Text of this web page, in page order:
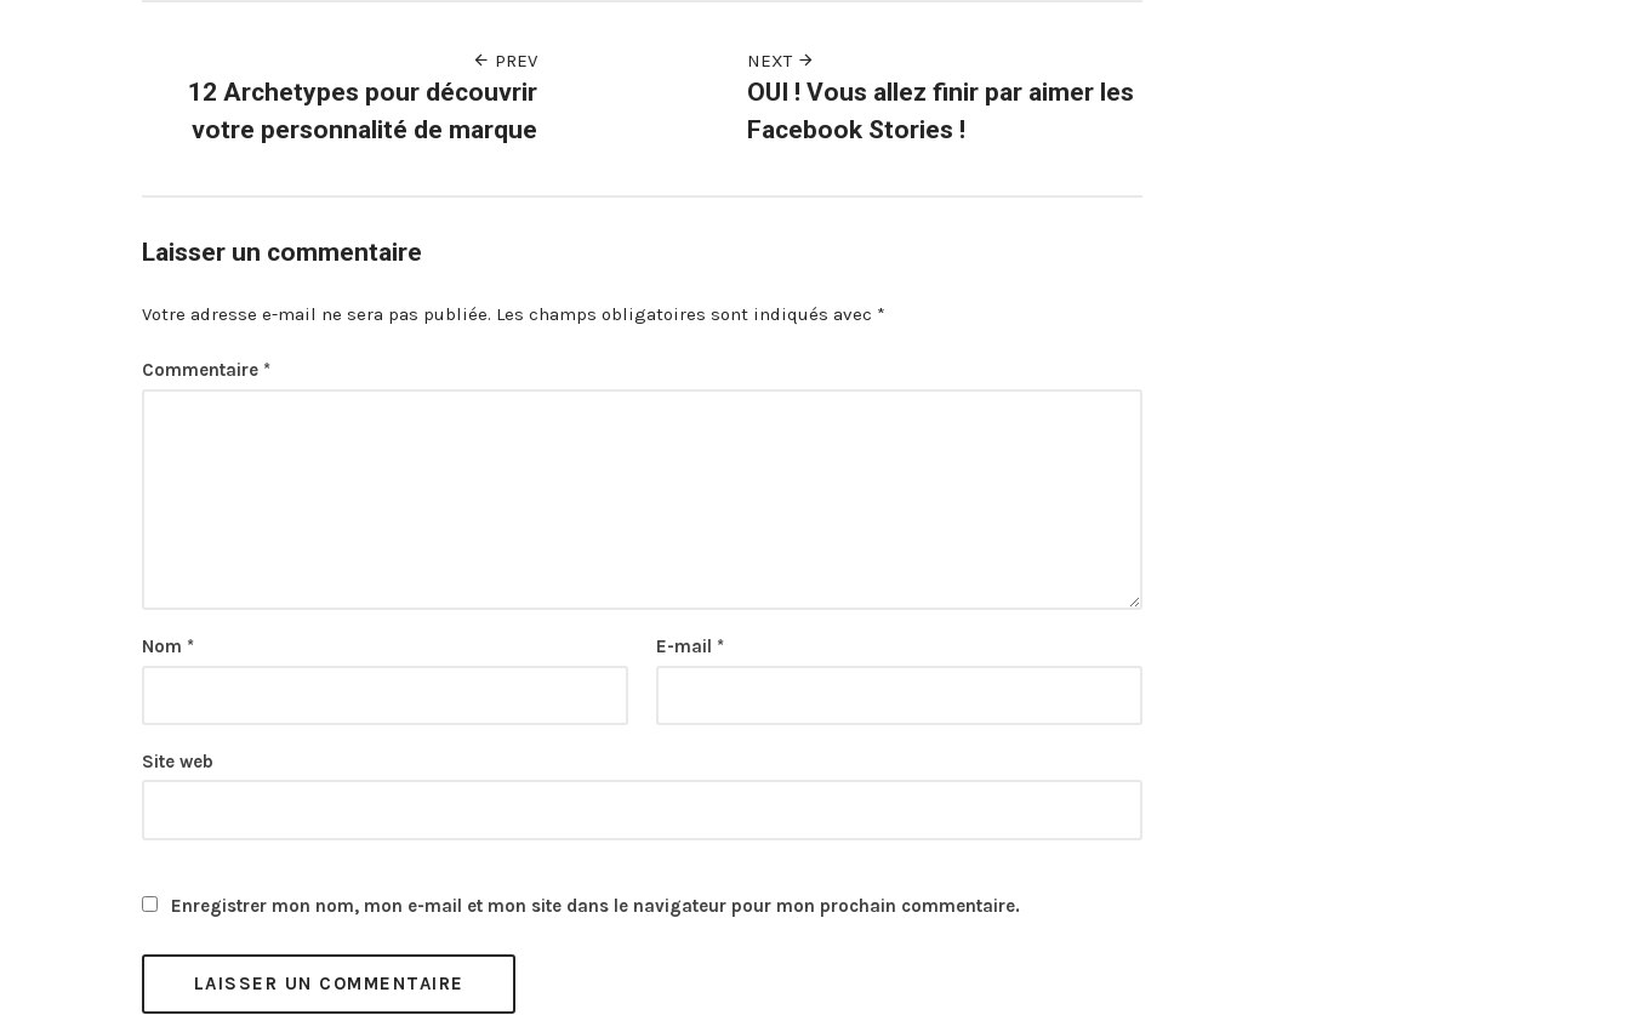
PREV
12 Archetypes pour découvrir
votre personnalité de marque
NEXT
OUI ! Vous allez finir par aimer les
Facebook Stories !
Laisser un commentaire
Votre adresse e-mail ne sera pas publiée. Les champs obligatoires sont indiqués avec *
Commentaire *
Nom * E-mail *
Site web
Enregistrer mon nom, mon e-mail et mon site dans le navigateur pour mon prochain commentaire.